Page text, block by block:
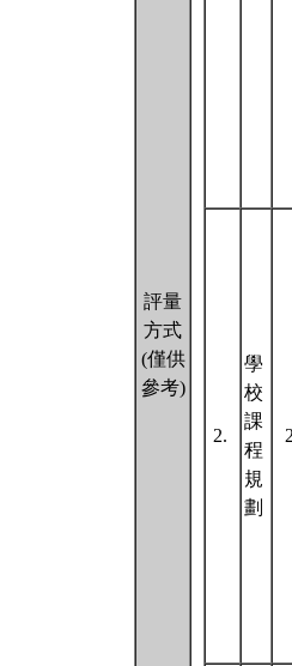
評量
方式
(僅供
參考)
2.
學
校
課
程
規
劃